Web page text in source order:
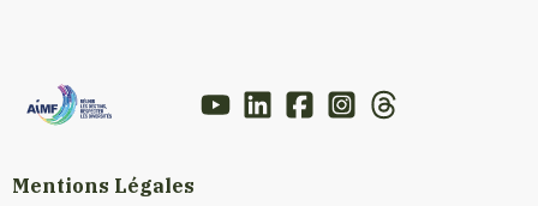
Mentions Légales